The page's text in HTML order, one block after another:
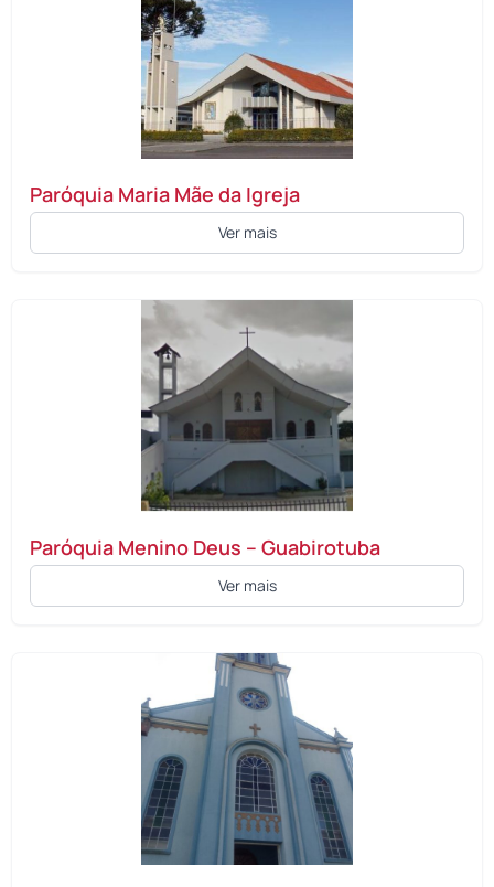
Paróquia Maria Mãe da Igreja
Ver mais
Paróquia Menino Deus – Guabirotuba
Ver mais